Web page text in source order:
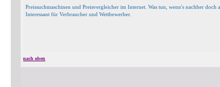
Preissuchmaschinen und Preisvergleicher im Internet. Was tun, wenn's nachher
Interessant für Verbraucher und Wettbewerber.
nach oben